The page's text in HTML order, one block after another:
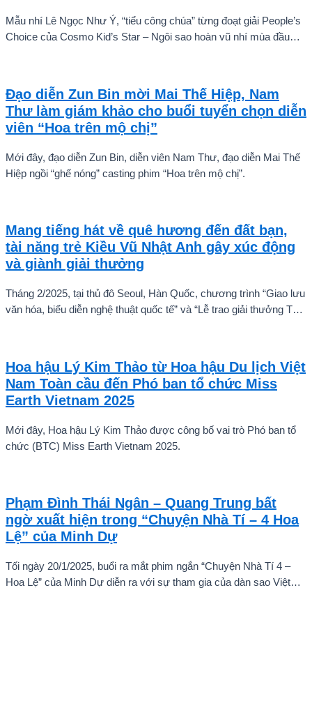
Mẫu nhí Lê Ngọc Như Ý, “tiểu công chúa” từng đoạt giải People’s
Choice của Cosmo Kid’s Star – Ngôi sao hoàn vũ nhí mùa đầu
Đạo diễn Zun Bin mời Mai Thế Hiệp, Nam
Thư làm giám khảo cho buổi tuyển chọn diễn
viên “Hoa trên mộ chị”
Mới đây, đạo diễn Zun Bin, diễn viên Nam Thư, đạo diễn Mai Thế
Hiệp ngồi “ghế nóng” casting phim “Hoa trên mộ chị”.
Mang tiếng hát về quê hương đến đất bạn,
tài năng trẻ Kiều Vũ Nhật Anh gây xúc động
và giành giải thưởng
Tháng 2/2025, tại thủ đô Seoul, Hàn Quốc, chương trình “Giao lưu
văn hóa, biểu diễn nghệ thuật quốc tế” và “Lễ trao giải thưởng Tài
ấn tượng mạnh với giọng hát trữ tình sâu lắng, mang đậm hơi thở
quê hương.
Hoa hậu Lý Kim Thảo từ Hoa hậu Du lịch Việt
Nam Toàn cầu đến Phó ban tổ chức Miss
Earth Vietnam 2025
Mới đây, Hoa hậu Lý Kim Thảo được công bố vai trò Phó ban tổ
chức (BTC) Miss Earth Vietnam 2025.
Phạm Đình Thái Ngân – Quang Trung bất
ngờ xuất hiện trong “Chuyện Nhà Tí – 4 Hoa
Lệ” của Minh Dự
Tối ngày 20/1/2025, buổi ra mắt phim ngắn “Chuyện Nhà Tí 4 –
Hoa Lệ” của Minh Dự diễn ra với sự tham gia của dàn sao Việt